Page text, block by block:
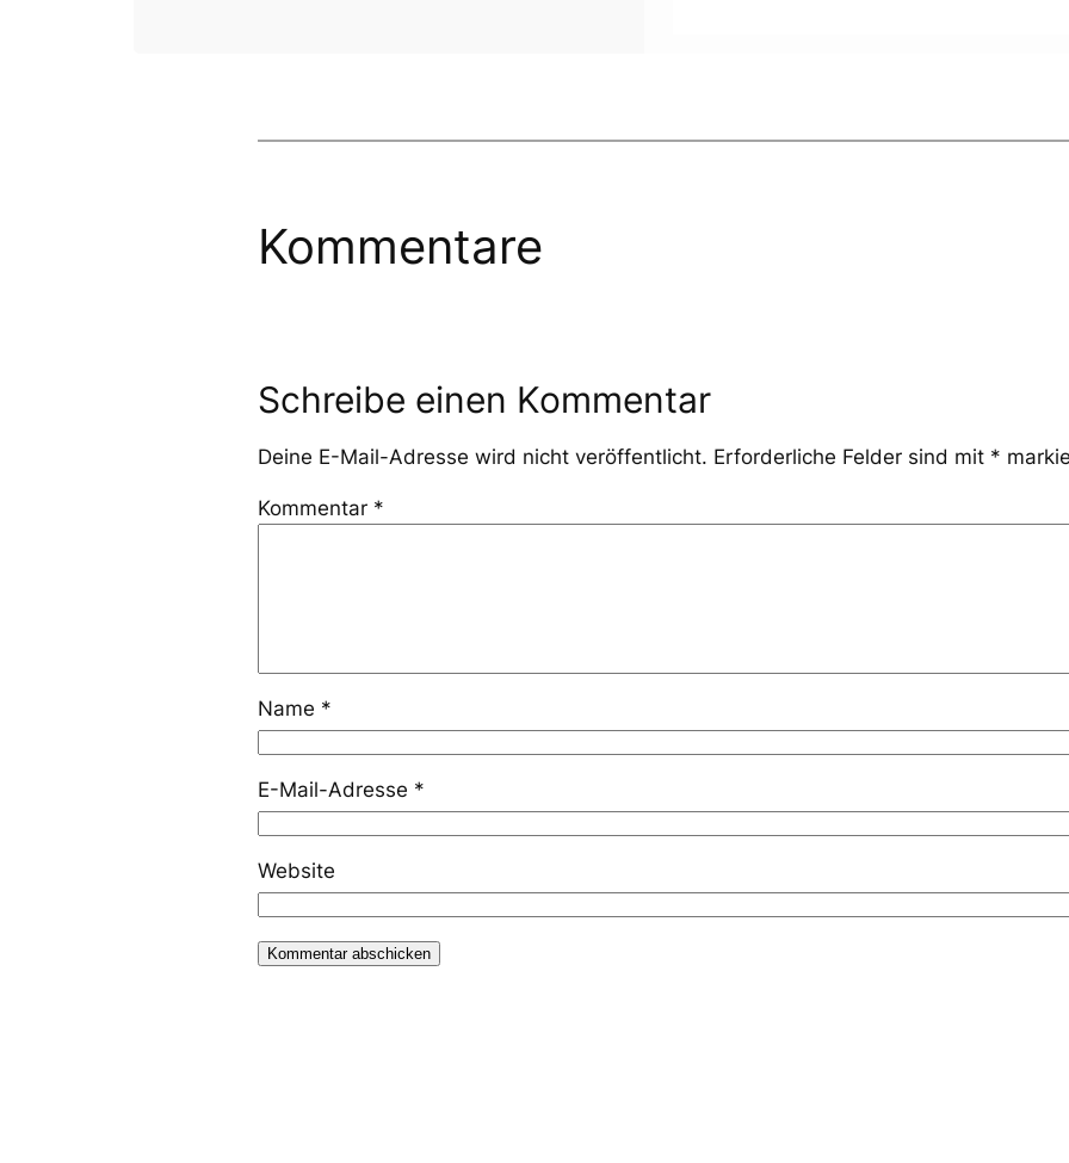
Kommentare
Schreibe einen Kommentar
Deine E-Mail-Adresse wird nicht veröffentlicht. Erforderliche Felder sind mit *
Kommentar *
Name *
E-Mail-Adresse *
Website